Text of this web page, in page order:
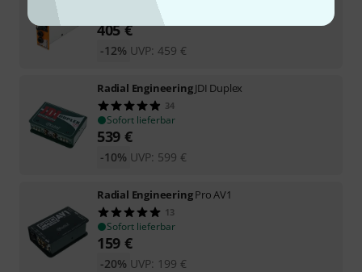
Sofort lieferbar
405€
UVP: 459 €
-12%
Radial EngineeringJDI Duplex
34
Sofort lieferbar
539 €
UVP: 599 €
-10%
Radial EngineeringPro AV1
13
Sofort lieferbar
159 €
UVP: 199 €
-20%